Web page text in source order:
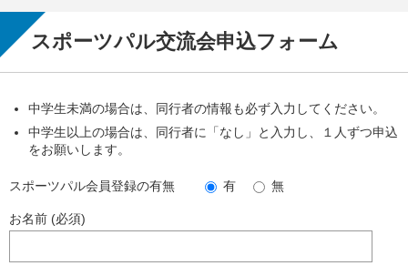
スポーツパル交流会申込フォーム
中学生未満の場合は、同行者の情報も必ず入力してください。
中学生以上の場合は、同行者に「なし」と入力し、１人ずつ申込
をお願いします。
スポーツパル会員登録の有無 有 無
お名前 (必須)